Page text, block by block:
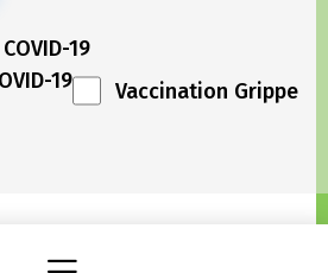
19
19
Vaccination Grippe